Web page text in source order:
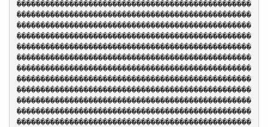
�������������������������������������������������
�������������������������������������������������
�������������������������������������������������
�������������������������������������������������
�������������������������������������������������
�������������������������������������������������
�������������������������������������������������
�������������������������������������������������
�������������������������������������������������
�������������������������������������������������
�������������������������������������������������
�������������������������������������������������